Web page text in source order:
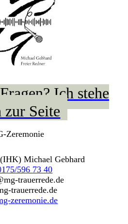
Ich stehe
zur Seite
Zeremonie
Michael Gebhard
596 73 40
trauerrede.de
trauerrede.de
zeremonie.de